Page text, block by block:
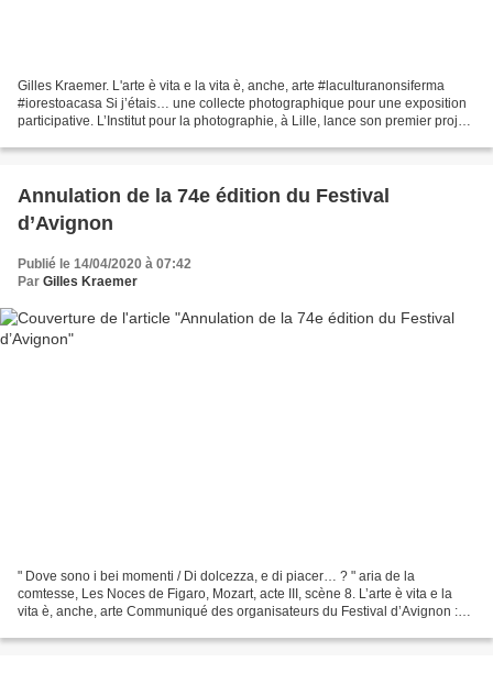
Gilles Kraemer. L'arte è vita e la vita è, anche, arte #laculturanonsiferma
#iorestoacasa Si j’étais… une collecte photographique pour une exposition
participative. L’Institut pour la photographie, à Lille, lance son premier projet
Annulation de la 74e édition du Festival
d’Avignon
Publié le 14/04/2020 à 07:42
Par Gilles Kraemer
" Dove sono i bei momenti / Di dolcezza, e di piacer… ? " aria de la
comtesse, Les Noces de Figaro, Mozart, acte III, scène 8. L’arte è vita e la
vita è, anche, arte Communiqué des organisateurs du Festival d’Avignon :